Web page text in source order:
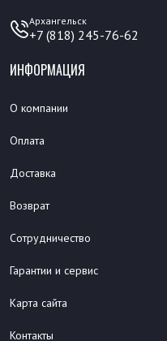
Архангельск
+7 (818) 245-76-62
ИНФОРМАЦИЯ
О компании
Оплата
Доставка
Возврат
Сотрудничество
Гарантии и сервис
Карта сайта
Контакты